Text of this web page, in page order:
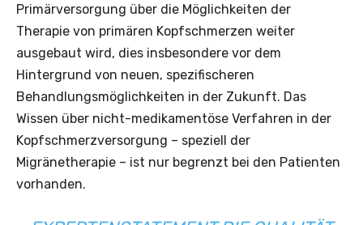
Primärversorgung über die Möglichkeiten der
Therapie von primären Kopfschmerzen weiter
ausgebaut wird, dies insbesondere vor dem
Hintergrund von neuen, spezifischeren
Behandlungsmöglichkeiten in der Zukunft. Das
Wissen über nicht-medikamentöse Verfahren in der
Kopfschmerzversorgung – speziell der
Migränetherapie – ist nur begrenzt bei den Patienten
vorhanden.